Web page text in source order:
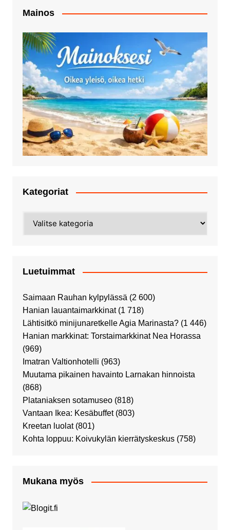
Mainos
Kategoriat
Luetuimmat
Saimaan Rauhan kylpylässä (2 600)
Hanian lauantaimarkkinat (1 718)
Lähtisitkö minijunaretkelle Agia Marinasta? (1 446)
Hanian markkinat: Torstaimarkkinat Nea Horassa
(969)
Imatran Valtionhotelli (963)
Muutama pikainen havainto Larnakan hinnoista
(868)
Plataniaksen sotamuseo (818)
Vantaan Ikea: Kesäbuffet (803)
Kreetan luolat (801)
Kohta loppuu: Koivukylän kierrätyskeskus (758)
Mukana myös